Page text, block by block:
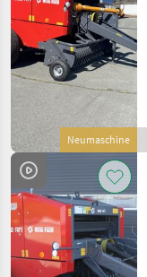
Neumaschine